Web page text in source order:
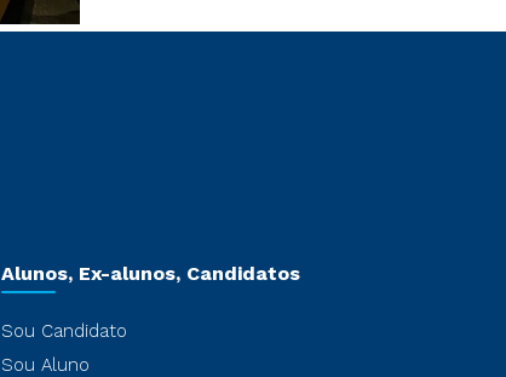
Alunos, Ex-alunos, Candidatos
Sou Candidato
Sou Aluno